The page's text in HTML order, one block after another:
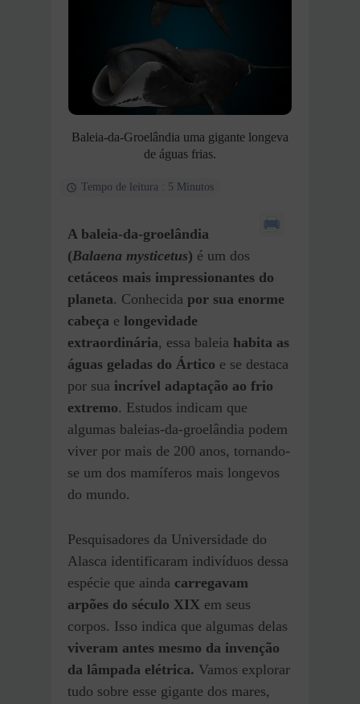
Baleia-da-Groelândia uma gigante longeva
de águas frias.
Tempo de leitura : 5 Minutos
A baleia-da-groelândia
(Balaena mysticetus) é um dos
cetáceos mais impressionantes do
planeta. Conhecida por sua enorme
cabeça e longevidade
extraordinária, essa baleia habita as
águas geladas do Ártico e se destaca
por sua incrível adaptação ao frio
extremo. Estudos indicam que
algumas baleias-da-groelândia podem
viver por mais de 200 anos, tornando-
se um dos mamíferos mais longevos
do mundo.
Pesquisadores da Universidade do
Alasca identificaram indivíduos dessa
espécie que ainda carregavam
arpões do século XIX em seus
corpos. Isso indica que algumas delas
viveram antes mesmo da invenção
da lâmpada elétrica. Vamos explorar
tudo sobre esse gigante dos mares,